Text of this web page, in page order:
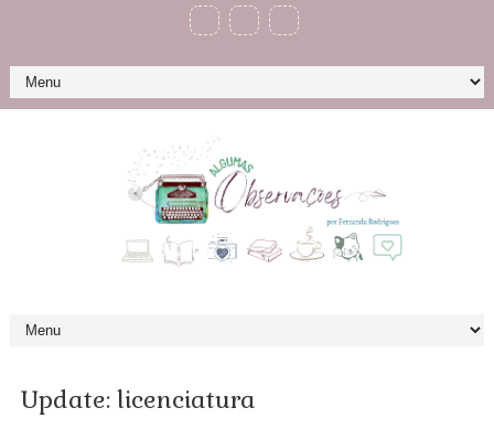
Update: licenciatura